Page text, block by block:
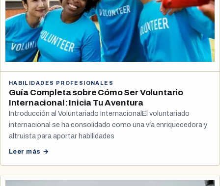
HABILIDADES PROFESIONALES
Guía Completa sobre Cómo Ser Voluntario
Internacional: Inicia Tu Aventura
Introducción al Voluntariado InternacionalEl voluntariado
internacional se ha consolidado como una vía enriquecedora y
altruista para aportar habilidades
Leer más →